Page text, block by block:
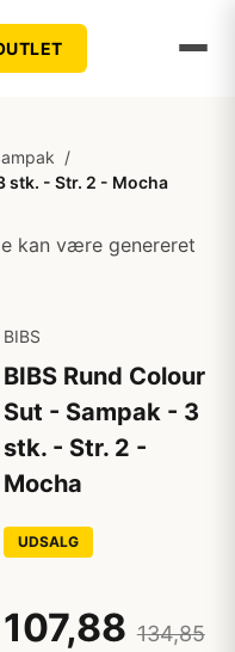
/
stk. - Str. 2 - Mocha
kan være genereret
BIBS
BIBS Rund Colour
Sut - Sampak - 3
stk. - Str. 2 -
Mocha
UDSALG
107,88 134,85